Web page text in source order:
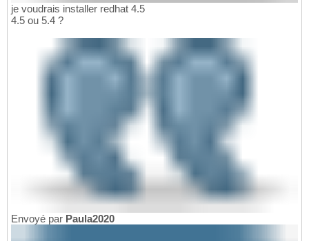
je voudrais installer redhat 4.5
4.5 ou 5.4 ?
Envoyé par Paula2020